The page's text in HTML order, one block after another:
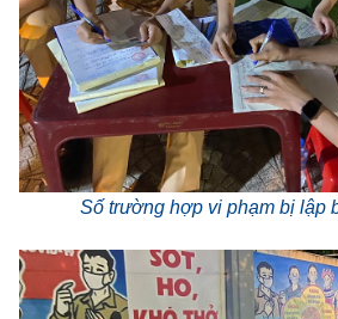
Số trường hợp vi phạm bị lập